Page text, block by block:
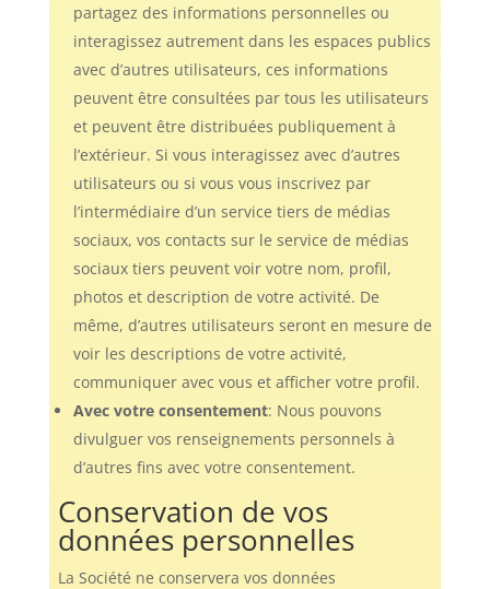
partagez des informations personnelles ou
interagissez autrement dans les espaces publics
avec d’autres utilisateurs, ces informations
peuvent être consultées par tous les utilisateurs
et peuvent être distribuées publiquement à
l’extérieur. Si vous interagissez avec d’autres
utilisateurs ou si vous vous inscrivez par
l’intermédiaire d’un service tiers de médias
sociaux, vos contacts sur le service de médias
sociaux tiers peuvent voir votre nom, profil,
photos et description de votre activité. De
même, d’autres utilisateurs seront en mesure de
voir les descriptions de votre activité,
communiquer avec vous et afficher votre profil.
Avec votre consentement: Nous pouvons
divulguer vos renseignements personnels à
d’autres fins avec votre consentement.
Conservation de vos
données personnelles
La Société ne conservera vos données